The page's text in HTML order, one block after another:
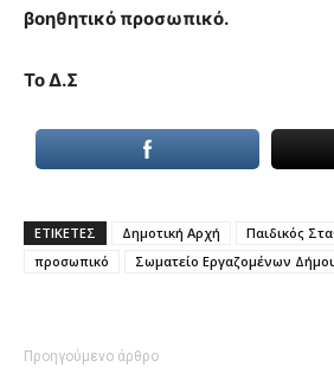
βοηθητικό προσωπικό.
Το Δ.Σ
ΕΤΙΚΕΤΕΣ Δημοτική Αρχή Παιδικός
προσωπικό
Σωματείο Εργαζομένων
Προηγούμενο άρθρο